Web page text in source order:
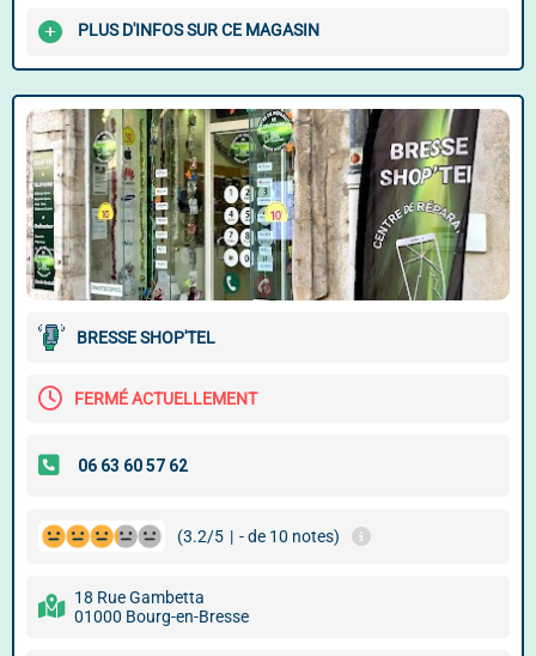
PLUS D'INFOS SUR CE MAGASIN
BRESSE SHOP'TEL
FERMÉ ACTUELLEMENT
(3.2/5 | - de 10 notes)
18 Rue Gambetta
01000 Bourg-en-Bresse